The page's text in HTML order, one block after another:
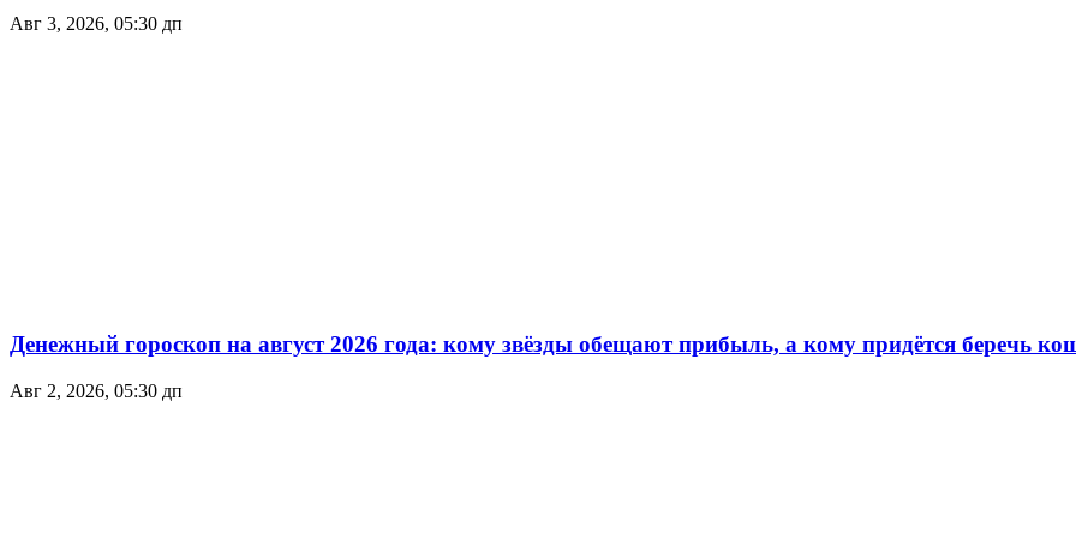
Авг 3, 2026, 05:30 дп
Денежный гороскоп на август 2026 года: кому звёзды обещают прибыль, а кому придётся беречь
Авг 2, 2026, 05:30 дп